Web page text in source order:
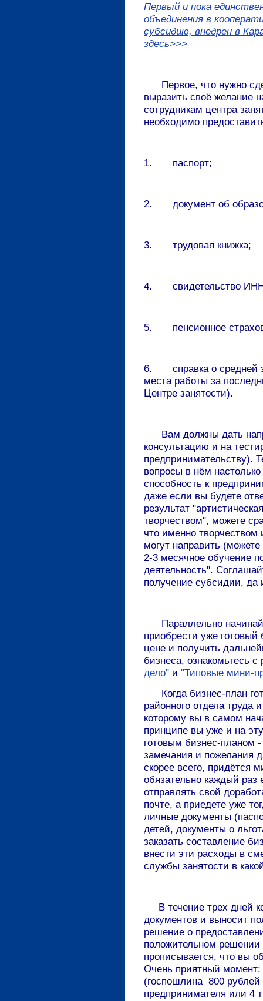
Первый и пока
объединения в
субсидию, внедрен в
здесь>>>
Первое, что нужно
выразить своё желание
сотрудникам центра
необходимо
1. паспорт;
2. документ об
3. трудовая книжка;
4. свидетельство
5. пенсионное
6. справка о средней
места работы за
Центре занятости).
Вам должны дать
консультацию и на
предпринимательству).
вопросы в нём
способность к
даже если вы будете
результат
творчеством", можете
что именно
могут направить
2-3 месячное обучение
деятельность".
получение субсидии, да
Параллельно
приобрести уже готовый
цене и получить
бизнеса, ознакомьтесь
дело" и "Типовые мини-
Когда бизнес-план
районного отдела труда
которому вы в самом
принципе вы уже и на
готовым бизнес-планом
замечания и пожелания
скорее всего, придётся
обязательно каждый раз
отправлять свой
почте, а приедете уже
личные документы
детей, документы о
заказать составление
внести эти расходы в
службы занятости в
В течение трех дней
документов и выносит
решение о
положительном решении
прописывается, что вы
Очень приятный
(госпошлина 800
предпринимателя или 4